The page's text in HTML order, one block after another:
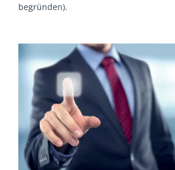
begründen).